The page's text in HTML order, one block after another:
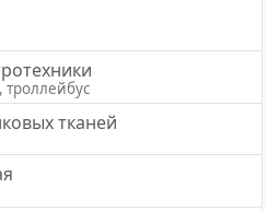
троллейбус
тканей